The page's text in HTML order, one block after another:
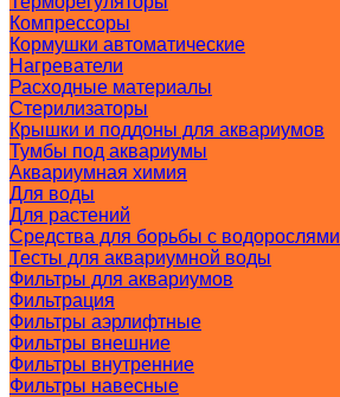
Компрессоры
Кормушки автоматические
Нагреватели
Расходные материалы
Стерилизаторы
Крышки и поддоны для аквариумов
Тумбы под аквариумы
Аквариумная химия
Для воды
Для растений
Средства для борьбы с водорослями
Тесты для аквариумной воды
Фильтры для аквариумов
Фильтрация
Фильтры аэрлифтные
Фильтры внешние
Фильтры внутренние
Фильтры навесные